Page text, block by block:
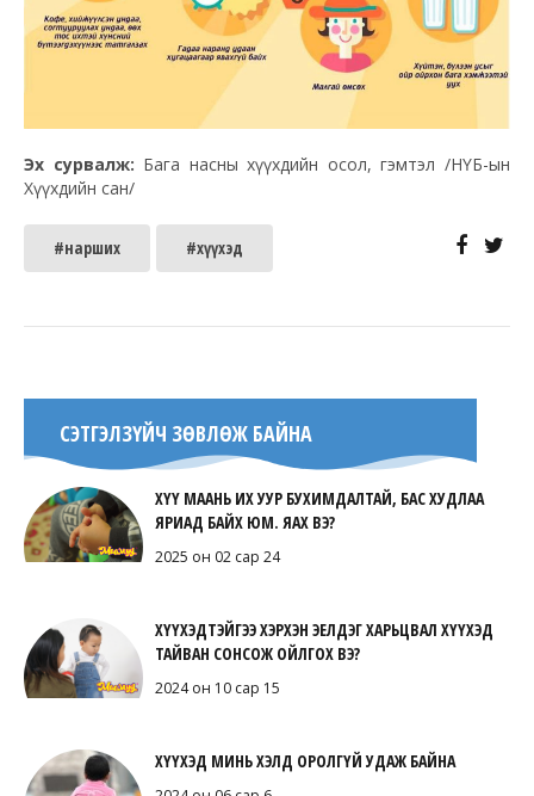
Эх сурвалж: Бага насны хүүхдийн осол, гэмтэл /НҮБ-ын
Хүүхдийн сан/
#нарших #хүүхэд
СЭТГЭЛЗҮЙЧ ЗӨВЛӨЖ БАЙНА
ХҮҮ МААНЬ ИХ УУР БУХИМДАЛТАЙ, БАС ХУДЛАА
ЯРИАД БАЙХ ЮМ. ЯАХ ВЭ?
2025 он 02 сар 24
ХҮҮХЭДТЭЙГЭЭ ХЭРХЭН ЭЕЛДЭГ ХАРЬЦВАЛ ХҮҮХЭД
ТАЙВАН СОНСОЖ ОЙЛГОХ ВЭ?
2024 он 10 сар 15
ХҮҮХЭД МИНЬ ХЭЛД ОРОЛГҮЙ УДАЖ БАЙНА